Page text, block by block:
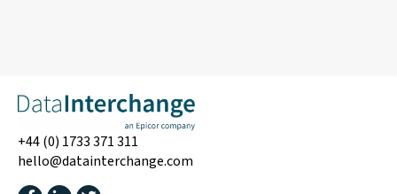
+44 (0) 1733 371 311
hello@datainterchange.com